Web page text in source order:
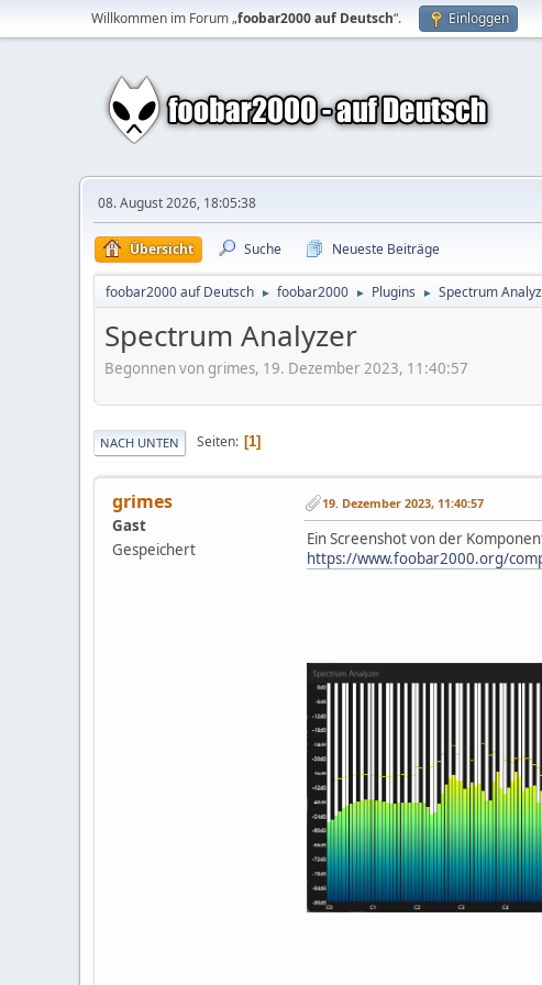
Willkommen im Forum „foobar2000 auf Deutsch“. Einloggen
08. August 2026, 18:05:38
Übersicht Suche Neueste Beiträge
foobar2000 auf Deutsch ► foobar2000 ► Plugins ► Spectrum
Spectrum Analyzer
Begonnen von grimes, 19. Dezember 2023, 11:40:57
NACH UNTEN Seiten 1
grimes
Gast
Gespeichert
19. Dezember 2023, 11:40:57
Ein Screenshot von der
https://www.foobar2000.org/